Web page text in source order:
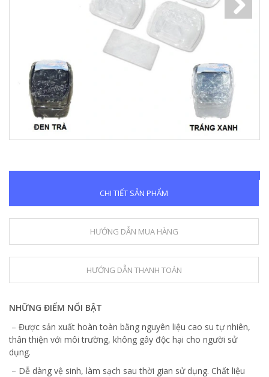
CHI TIẾT SẢN PHẨM
HƯỚNG DẪN MUA HÀNG
HƯỚNG DẪN THANH TOÁN
NHỮNG ĐIỂM NỔI BẬT
– Được sản xuất hoàn toàn bằng nguyên liệu cao su tự nhiên,
thân thiện với môi trường, không gây độc hại cho người sử
dụng.
– Dễ dàng vệ sinh, làm sạch sau thời gian sử dụng. Chất liệu